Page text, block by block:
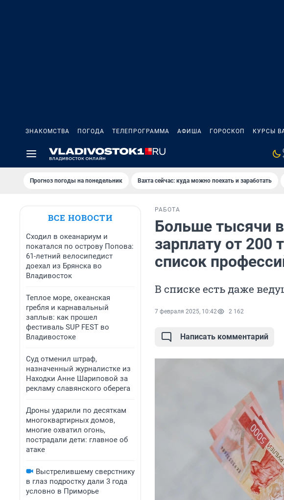
ЗНАКОМСТВА ПОГОДА ТЕЛЕПРОГРАММА АФИША ГОРОСКОП КУРСЫ
Прогноз погоды на понедельник Вахта сейчас: куда можно поехать и заработать
ВСЕ НОВОСТИ
Сходил в океанариум и
покатался по острову Попова:
61-летний велосипедист
доехал из Брянска во
Владивосток
Теплое море, океанская
гребля и карнавальный
заплыв: как прошел
фестиваль SUP FEST во
Владивостоке
Суд отменил штраф,
назначенный журналистке из
Находки Анне Шариповой за
рекламу славянского оберега
Дроны ударили по десяткам
многоквартирных домов,
многие охватил огонь,
пострадали дети: главное об
атаке
Выстрелившему сверстнику
в глаз подростку дали 3 года
условно в Приморье
РАБОТА
Больше тысячи
зарплату от 200
список
В списке есть даже
7 февраля 2025, 10:42 2 162
Написать комментарий